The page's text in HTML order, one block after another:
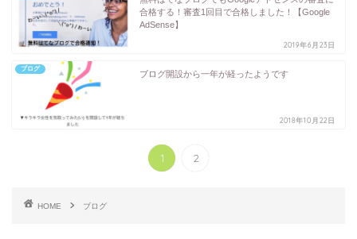
合格する！審査1回目で合格しました！【Google
AdSense】
2019年6月23日
ブログ
ブログ開設から一年が経ったようです
2018年10月22日
1 2
HOME ブログ